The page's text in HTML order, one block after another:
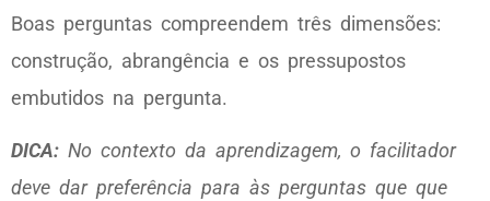
Boas perguntas compreendem três dimensões:
construção, abrangência e os pressupostos
embutidos na pergunta.
DICA: No contexto da aprendizagem, o facilitador
deve dar preferência para às perguntas que que